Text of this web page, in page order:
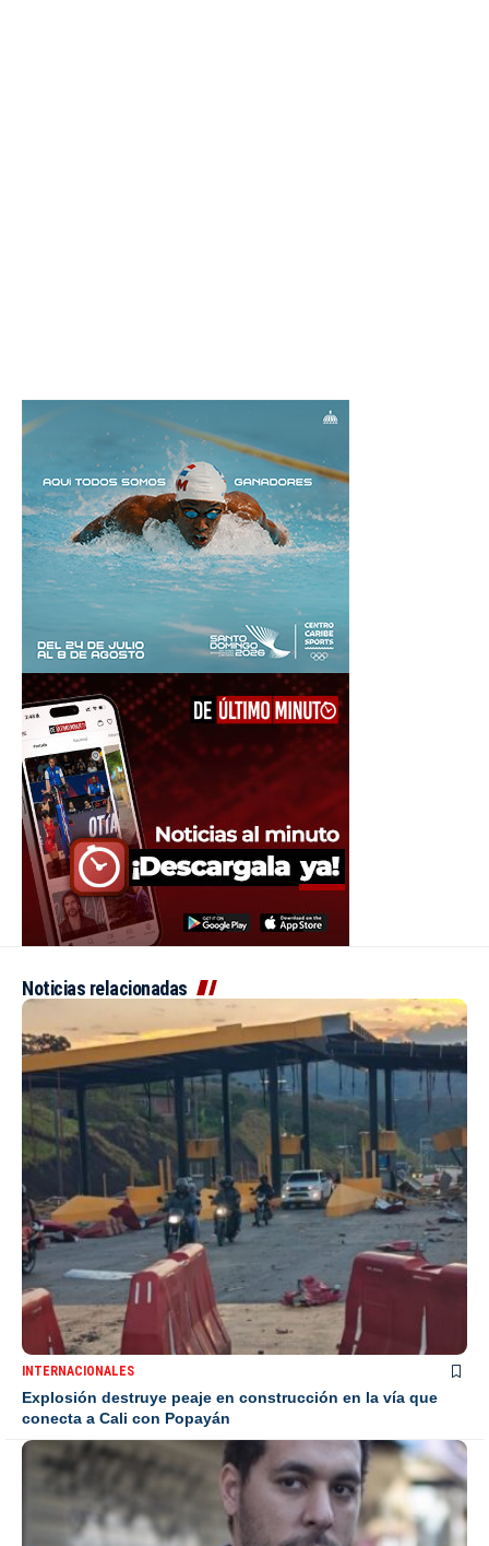
Noticias relacionadas
INTERNACIONALES
Explosión destruye peaje en construcción en la vía que
conecta a Cali con Popayán